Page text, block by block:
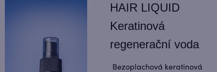
HAIR LIQUID
Keratinová
regenerační voda
Bezoplachová keratinová